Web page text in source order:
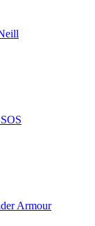
Armour